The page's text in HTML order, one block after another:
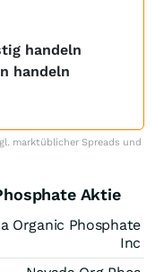
handeln
handeln
marktüblicher Spreads und
Aktie
Organic Phosphate
Inc